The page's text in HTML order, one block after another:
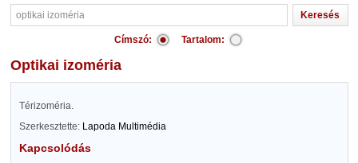
Címszó: Tartalom:
optikai izoméria
Térizoméria.
Szerkesztette: Lapoda Multimédia
Kapcsolódás